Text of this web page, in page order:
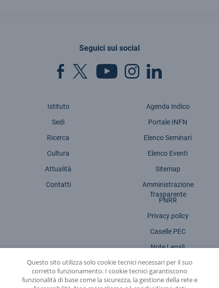
Seguici sui social
Istituto
Sedi
Ricerca
Cultura
Attualità
Contatti
Agenda Indico
Portale INFN
Elenco Seminari
Elenco Eventi
Sitemap
Amministrazione
Trasparente
PNRR
Privacy policy
Caselle PEC
Note Legali
Dichiarazione accessibilità
Questo sito utilizza solo cookie tecnici necessari per il suo
corretto funzionamento. I cookie tecnici garantiscono
funzionalità di base come la sicurezza, la gestione della rete e